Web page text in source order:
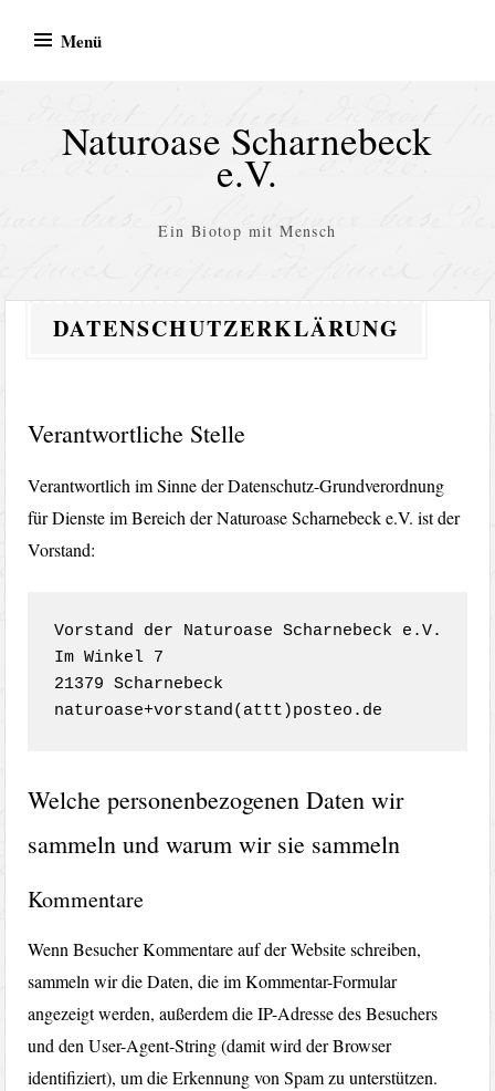
Inhalt
Menü
Naturoase Scharnebeck
e.V.
Ein Biotop mit Mensch
DATENSCHUTZERKLÄRUNG
Verantwortliche Stelle
Verantwortlich im Sinne der Datenschutz-Grundverordnung
für Dienste im Bereich der Naturoase Scharnebeck e.V. ist der
Vorstand:
Vorstand der Naturoase Scharnebeck e.V.
Im Winkel 7
21379 Scharnebeck
naturoase+vorstand(attt)posteo.de
Welche personenbezogenen Daten wir
sammeln und warum wir sie sammeln
Kommentare
Wenn Besucher Kommentare auf der Website schreiben,
sammeln wir die Daten, die im Kommentar-Formular
angezeigt werden, außerdem die IP-Adresse des Besuchers
und den User-Agent-String (damit wird der Browser
identifiziert), um die Erkennung von Spam zu unterstützen.